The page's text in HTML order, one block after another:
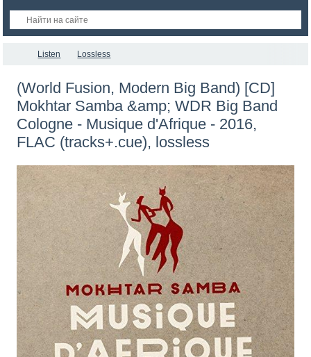
Listen Lossless
(World Fusion, Modern Big Band) [CD]
Mokhtar Samba &amp; WDR Big Band
Cologne - Musique d'Afrique - 2016,
FLAC (tracks+.cue), lossless